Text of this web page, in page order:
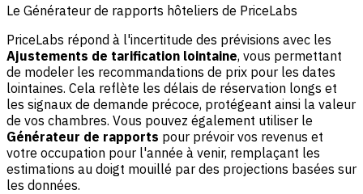
Le Générateur de rapports hôteliers de PriceLabs
PriceLabs répond à l'incertitude des prévisions avec les
Ajustements de tarification lointaine, vous permettant
de modeler les recommandations de prix pour les dates
lointaines. Cela reflète les délais de réservation longs et
les signaux de demande précoce, protégeant ainsi la valeur
de vos chambres. Vous pouvez également utiliser le
Générateur de rapports pour prévoir vos revenus et
votre occupation pour l'année à venir, remplaçant les
estimations au doigt mouillé par des projections basées sur
les données.